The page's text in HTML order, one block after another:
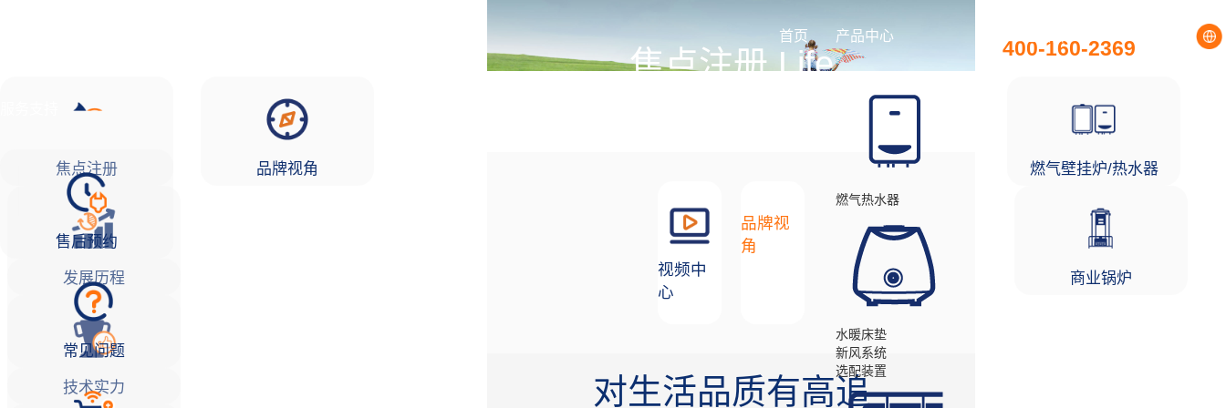
首页 产品中心
燃气热水器
水暖床垫
新风系统
选配装置
燃气壁挂炉/热水器
商业锅炉
售后预约
常见问题
焦点注册
发展历程
技术实力
品牌视角
400-160-2369
焦点注册 Life
视频中
心
品牌视
角
对生活品质有高追